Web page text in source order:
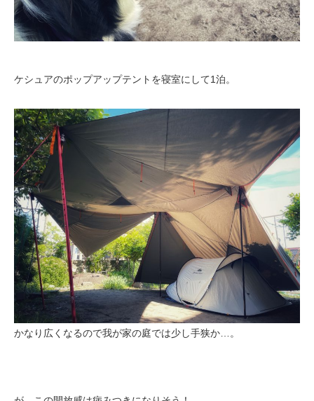
ケシュアのポップアップテントを寝室にして1泊。
かなり広くなるので我が家の庭では少し手狭か…。